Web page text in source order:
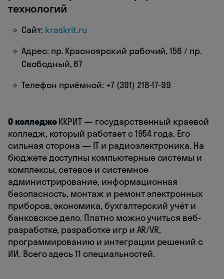
технологий
Сайт: kraskrit.ru
Адрес: пр. Красноярский рабочий, 156 / пр.
Свободный, 67
Телефон приёмной: +7 (391) 218-17-99
О колледжеККРИТ — государственный краевой
колледж, который работает с 1954 года. Его
сильная сторона — IT и радиоэлектроника. На
бюджете доступны компьютерные системы и
комплексы, сетевое и системное
администрирование, информационная
безопасность, монтаж и ремонт электронных
приборов, экономика, бухгалтерский учёт и
банковское дело. Платно можно учиться веб-
разработке, разработке игр и AR/VR,
программированию и интеграции решений с
ИИ. Всего здесь 11 специальностей.